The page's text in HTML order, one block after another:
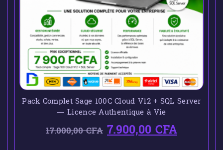
Pack Complet Sage 100C Cloud V12 + SQL Server
— Licence Authentique à Vie
17.000,00CFA 7.900,00CFA